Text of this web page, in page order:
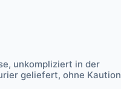
unkompliziert in der
geliefert, ohne Kaution